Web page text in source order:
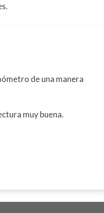
de una manera
muy buena.